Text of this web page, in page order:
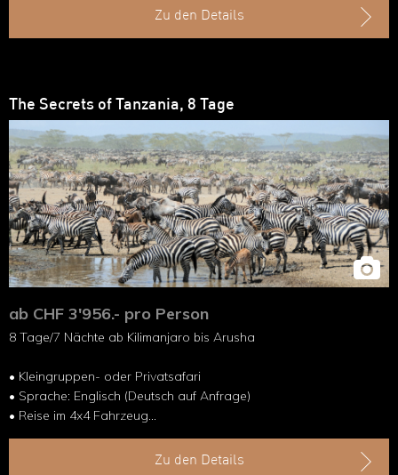
Zu den Details
The Secrets of Tanzania, 8 Tage
ab CHF 3'956.- pro Person
8 Tage/7 Nächte ab Kilimanjaro bis Arusha
• Kleingruppen- oder Privatsafari
• Sprache: Englisch (Deutsch auf Anfrage)
• Reise im 4x4 Fahrzeug
• Tierbeobachtungen in der Serengeti
• UNESCO Weltnaturerbe - Ngorongoro
Zu den Details